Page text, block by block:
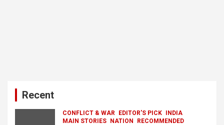
Recent
CONFLICT & WAR EDITOR'S PICK
INDIA
MAIN STORIES
NATION RECOMMENDED